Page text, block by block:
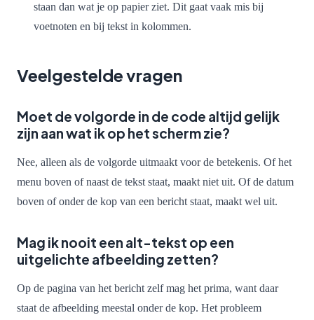
staan dan wat je op papier ziet. Dit gaat vaak mis bij
voetnoten en bij tekst in kolommen.
Veelgestelde vragen
Moet de volgorde in de code altijd gelijk
zijn aan wat ik op het scherm zie?
Nee, alleen als de volgorde uitmaakt voor de betekenis. Of het
menu boven of naast de tekst staat, maakt niet uit. Of de datum
boven of onder de kop van een bericht staat, maakt wel uit.
Mag ik nooit een alt-tekst op een
uitgelichte afbeelding zetten?
Op de pagina van het bericht zelf mag het prima, want daar
staat de afbeelding meestal onder de kop. Het probleem